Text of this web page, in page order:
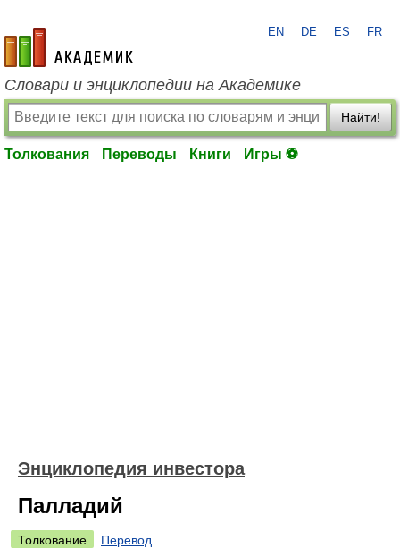
academic.ru
EN DE ES FR
Словари и энциклопедии на Академике
Найти!
Толкования Переводы Книги Игры ⚽
Энциклопедия инвестора
Палладий
Толкование
Перевод